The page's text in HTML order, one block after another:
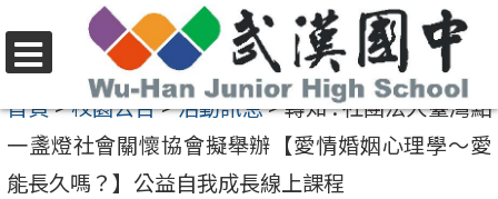
至
內
選
單
首頁>校園公告>活動訊息>轉知 : 社團法人臺灣點
一盞燈社會關懷協會擬舉辦【愛情婚姻心理學〜愛
能長久嗎？】公益自我成長線上課程